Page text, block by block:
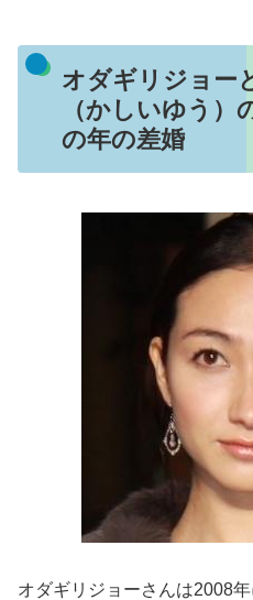
オダギリジョー
（かしいゆう）
の年の差婚
オダギリジョーさんは2008